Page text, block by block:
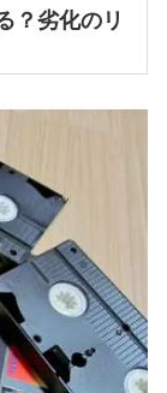
？劣化のリ